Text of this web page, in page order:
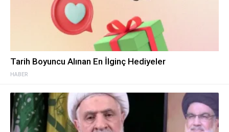
HABER
Tarih Boyuncu Alınan En İlginç Hediyeler